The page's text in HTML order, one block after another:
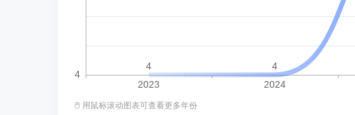
🖱️ 用鼠标滚动图表可查看更多年份